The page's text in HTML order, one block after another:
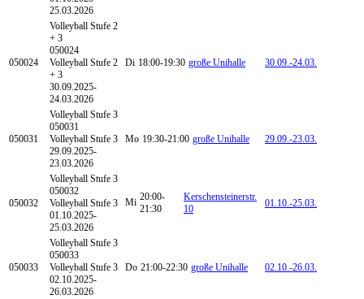
25.03.2026
050024
Volleyball Stufe 2
+ 3
050024
Volleyball Stufe 2
+ 3
30.09.2025-
24.03.2026
Di 18:00-19:30 große Unihalle 30.09.-24.03.
050031
Volleyball Stufe 3
050031
Volleyball Stufe 3
29.09.2025-
23.03.2026
Mo 19:30-21:00 große Unihalle 29.09.-23.03.
050032
Volleyball Stufe 3
050032
Volleyball Stufe 3
01.10.2025-
25.03.2026
Mi 20:00-
21:30
Kerschensteinerstr.
10
01.10.-25.03.
050033
Volleyball Stufe 3
050033
Volleyball Stufe 3
02.10.2025-
26.03.2026
Do 21:00-22:30 große Unihalle 02.10.-26.03.